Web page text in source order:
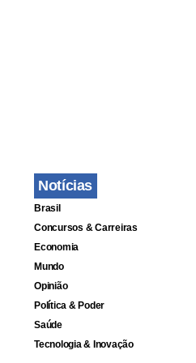
Notícias
Brasil
Concursos & Carreiras
Economia
Mundo
Opinião
Política & Poder
Saúde
Tecnologia & Inovação